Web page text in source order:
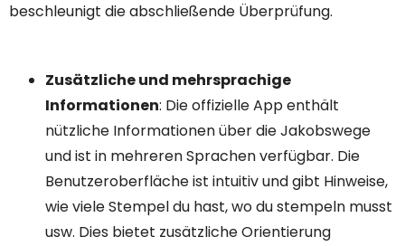
beschleunigt die abschließende Überprüfung.
Zusätzliche und mehrsprachige
Informationen: Die offizielle App enthält
nützliche Informationen über die Jakobswege
und ist in mehreren Sprachen verfügbar. Die
Benutzeroberfläche ist intuitiv und gibt Hinweise,
wie viele Stempel du hast, wo du stempeln musst
usw. Dies bietet zusätzliche Orientierung